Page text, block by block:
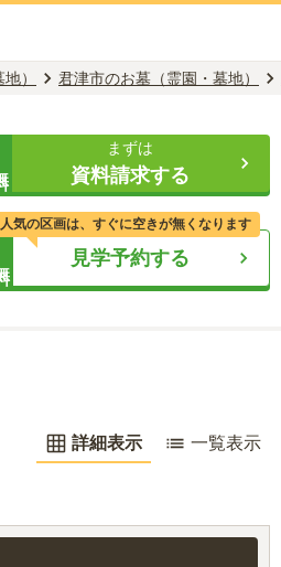
） 君津市のお墓（霊園・墓地）
まずは
資料請求する
見学予約する
人気の区画は、すぐに空きが無くなります
詳細表示 一覧表示